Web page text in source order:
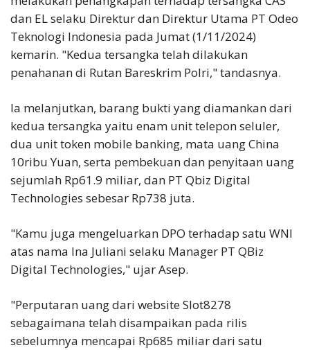
dan EL selaku Direktur dan Direktur Utama PT Odeo
Teknologi Indonesia pada Jumat (1/11/2024)
kemarin. "Kedua tersangka telah dilakukan
penahanan di Rutan Bareskrim Polri," tandasnya.
Ia melanjutkan, barang bukti yang diamankan dari
kedua tersangka yaitu enam unit telepon seluler,
dua unit token mobile banking, mata uang China
10ribu Yuan, serta pembekuan dan penyitaan uang
sejumlah Rp61.9 miliar, dan PT Qbiz Digital
Technologies sebesar Rp738 juta.
"Kamu juga mengeluarkan DPO terhadap satu WNI
atas nama Ina Juliani selaku Manager PT QBiz
Digital Technologies," ujar Asep.
"Perputaran uang dari website Slot8278
sebagaimana telah disampaikan pada rilis
sebelumnya mencapai Rp685 miliar dari satu